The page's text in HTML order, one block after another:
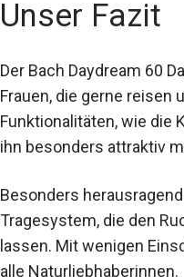
Schutz bei
Unser Fazit
Der Bach Daydream 60
Frauen, die gerne reisen
Regenhülle, die ihn
Besonders
Tragesystem, die den